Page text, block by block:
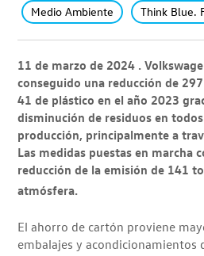
Medio Ambiente Think Blue.
11 de marzo de 2024 .
conseguido una reducción de
41 de plástico en el año 2023
disminución de residuos en
producción, principalmente a
Las medidas puestas en marcha
reducción de la emisión de 141
atmósfera.
El ahorro de cartón proviene
embalajes y acondicionamientos